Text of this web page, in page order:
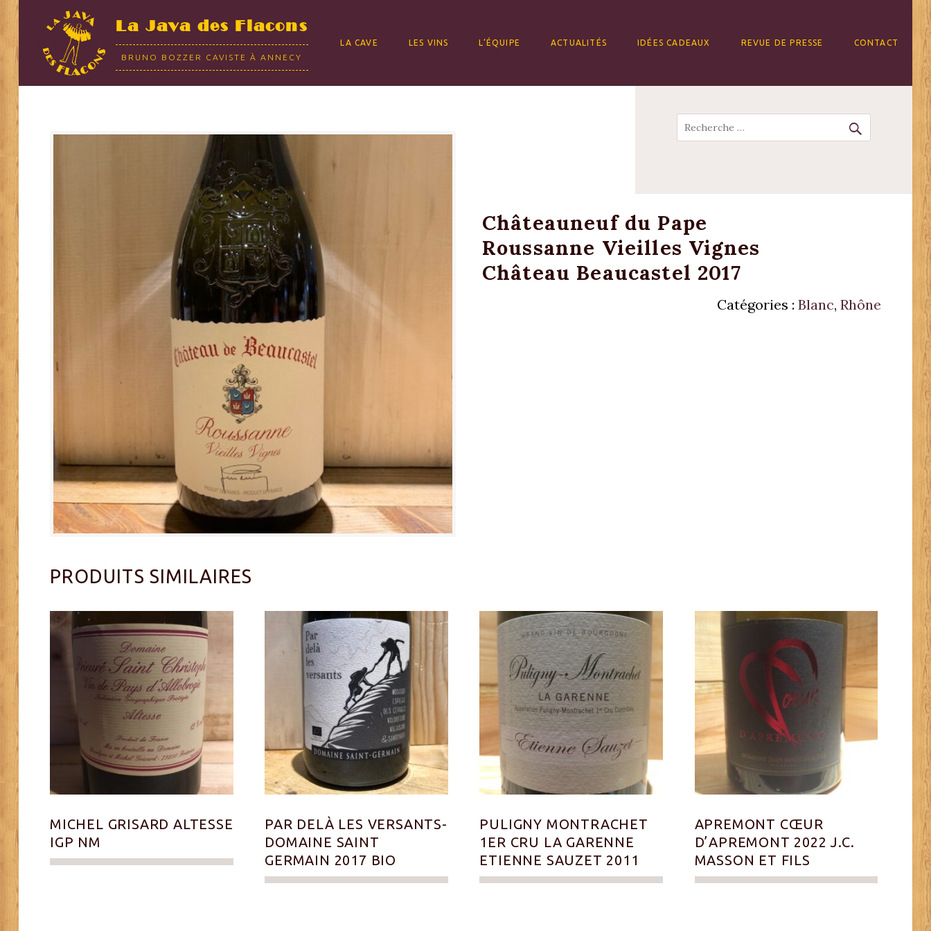
La Java des Flacons
BRUNO BOZZER CAVISTE À ANNECY
LA CAVE LES VINS L’ÉQUIPE ACTUALITÉS IDÉES CADEAUX REVUE DE PRESSE CONTACT
Recherche
Châteauneuf du Pape
Roussanne Vieilles Vignes
Château Beaucastel 2017
Catégories : Blanc, Rhône
PRODUITS SIMILAIRES
MICHEL GRISARD ALTESSE
IGP NM
PAR DELÀ LES VERSANTS-
DOMAINE SAINT
GERMAIN 2017 BIO
PULIGNY MONTRACHET
1ER CRU LA GARENNE
ETIENNE SAUZET 2011
APREMONT CŒUR
D’APREMONT 2022 J.C.
MASSON ET FILS